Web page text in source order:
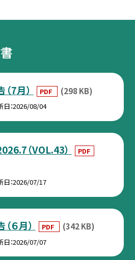
7月） PDF (298 KB)
日 2026/08/04
（VOL.43） PDF
日 2026/07/17
６月） PDF (342 KB)
日 2026/07/07